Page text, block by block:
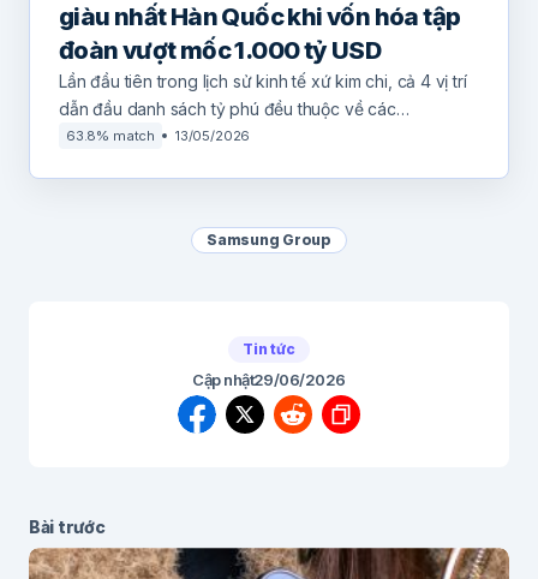
giàu nhất Hàn Quốc khi vốn hóa tập
đoàn vượt mốc 1.000 tỷ USD
Lần đầu tiên trong lịch sử kinh tế xứ kim chi, cả 4 vị trí
dẫn đầu danh sách tỷ phú đều thuộc về các…
63.8% match 13/05/2026
Samsung Group
Tin tức
Cập nhật29/06/2026
Bài trước